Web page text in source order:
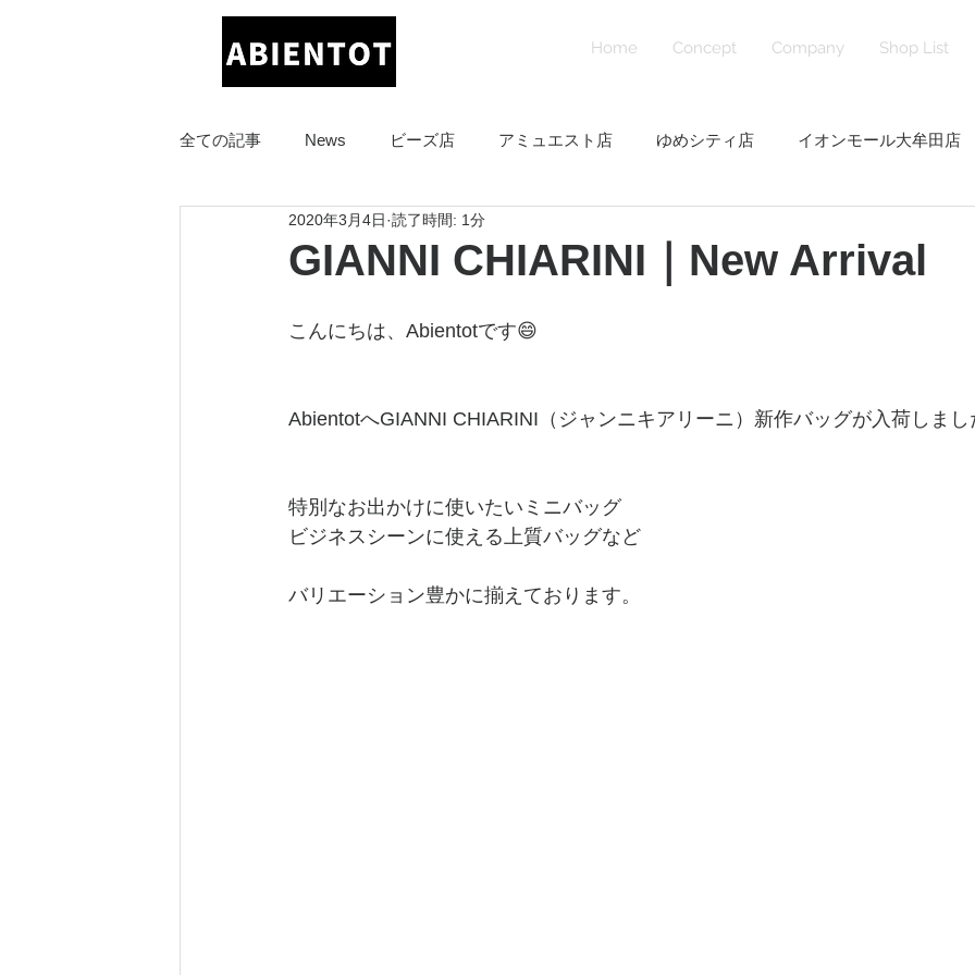
Home Concept Company Shop List
全ての記事 News ビーズ店 アミュエスト店 ゆめシティ店 イオンモール大牟田店
イオンモール福津店 させぼ五番街店
GIANNI CHIARINI｜New Arrival
2020年3月4日 読了時間: 1分
こんにちは、Abientotです😄
AbientotへGIANNI CHIARINI（ジャンニキアリーニ）新作バッグが入荷しまし
特別なお出かけに使いたいミニバッグ
ビジネスシーンに使える上質バッグなど
バリエーション豊かに揃えております。